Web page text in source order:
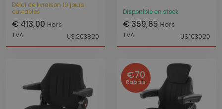
Délai de livraison 10 jours
ouvrables
€ 413,00 Hors
TVA
US.203820
Disponible en stock
€ 359,65 Hors
TVA
US.103020
€70
Rabais